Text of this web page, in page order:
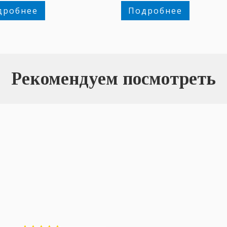
персоны.
Подробнее
Рекомендуем посмотреть